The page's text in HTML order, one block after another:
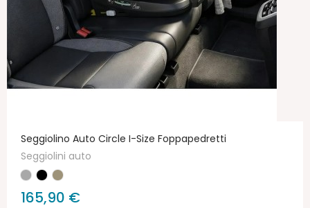
Seggiolino Auto Circle I-Size Foppapedretti
Seggiolini auto
165,90 €